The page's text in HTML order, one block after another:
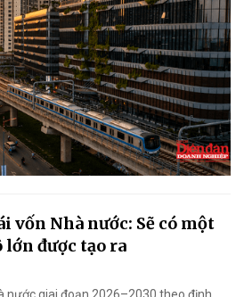
vốn Nhà nước: Sẽ có một
được tạo ra